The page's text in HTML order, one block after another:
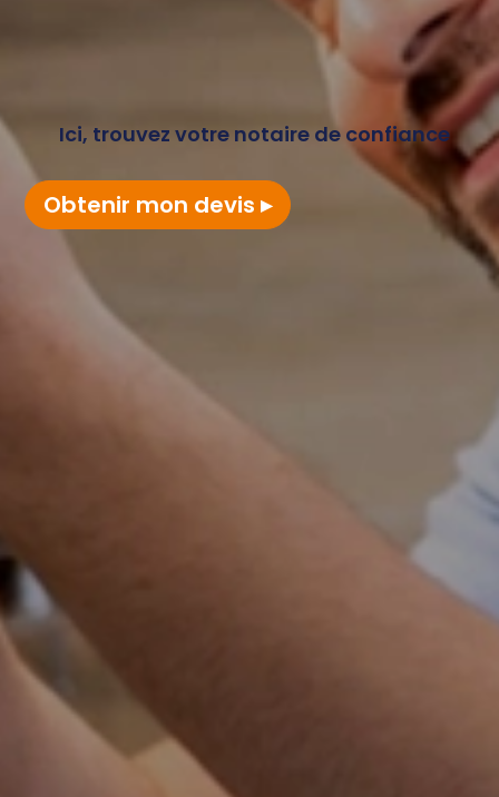
Ici, trouvez votre notaire de confiance
Obtenir mon devis